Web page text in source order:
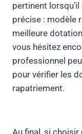
pertinent
précise : modèle
meilleure
vous hésitez
professionnel
pour vérifier les
rapatriement.